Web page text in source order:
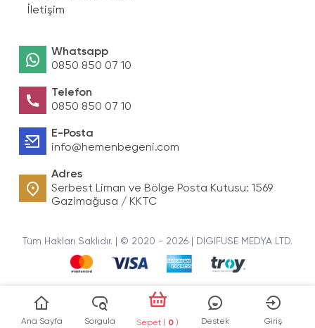
İletişim
Whatsapp
0850 850 07 10
Telefon
0850 850 07 10
E-Posta
info@hemenbegeni.com
Adres
Serbest Liman ve Bölge Posta Kutusu: 1569
Gazimağusa / KKTC
Tüm Hakları Saklıdır. | © 2020 - 2026 | DIGIFUSE MEDYA LTD.
Ana Sayfa Sorgula Sepet ( 0 ) Destek Giriş